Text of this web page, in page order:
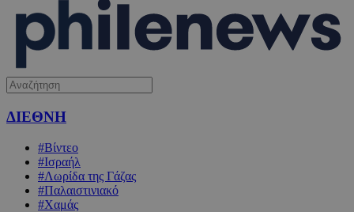
ΔΙΕΘΝΗ
#Βίντεο
#Ισραήλ
#Λωρίδα της Γάζας
#Παλαιστινιακό
#Χαμάς